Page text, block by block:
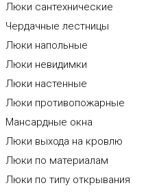
Люки сантехнические
Чердачные лестницы
Люки напольные
Люки невидимки
Люки настенные
Люки противопожарные
Мансардные окна
Люки выхода на кровлю
Люки по материалам
Люки по типу открывания